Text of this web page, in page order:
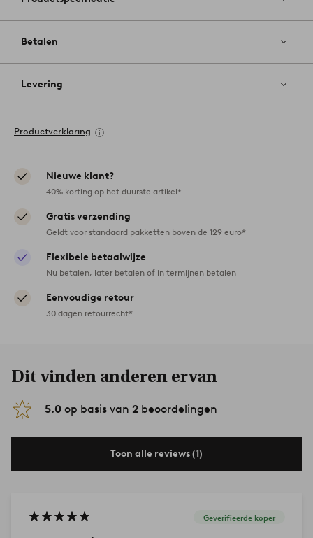
Betalen
Levering
Productverklaring
Nieuwe klant?
40% korting op het duurste artikel*
Gratis verzending
Geldt voor standaard pakketten boven de 129 euro*
Flexibele betaalwijze
Nu betalen, later betalen of in termijnen betalen
Eenvoudige retour
30 dagen retourrecht*
Dit vinden anderen ervan
5.0 op basis van 2 beoordelingen
Toon alle reviews (1)
Geverifieerde koper